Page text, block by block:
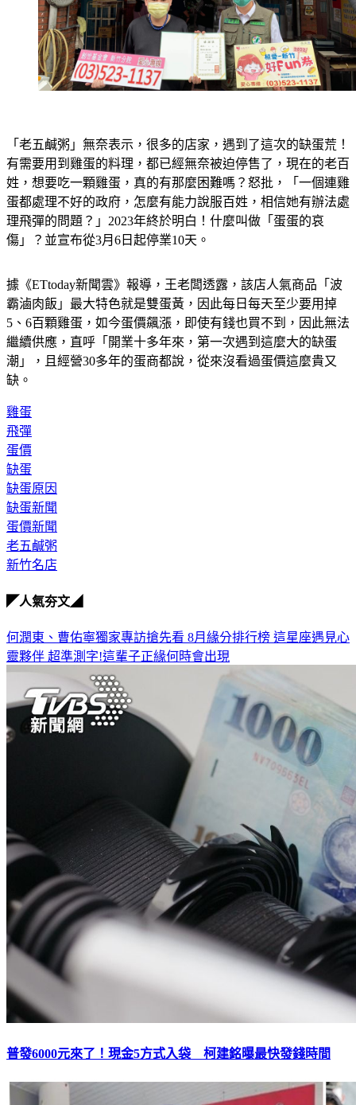
「老五鹹粥」無奈表示，很多的店家，遇到了這次的缺蛋荒！
有需要用到雞蛋的料理，都已經無奈被迫停售了，現在的老百
姓，想要吃一顆雞蛋，真的有那麼困難嗎？怒批，「一個連雞
蛋都處理不好的政府，怎麼有能力說服百姓，相信她有辦法處
理飛彈的問題？」2023年終於明白！什麼叫做「蛋蛋的哀
據《ETtoday新聞雲》報導，王老闆透露，該店人氣商品「波
霸滷肉飯」最大特色就是雙蛋黃，因此每日每天至少要用掉
5、6百顆雞蛋，如今蛋價飆漲，即使有錢也買不到，因此無法
繼續供應，直呼「開業十多年來，第一次遇到這麼大的缺蛋
潮」，且經營30多年的蛋商都說，從來沒看過蛋價這麼貴又
雞蛋
飛彈
蛋價
缺蛋
缺蛋原因
缺蛋新聞
蛋價新聞
老五鹹粥
何潤東、曹佑寧獨家專訪搶先看8月緣分排行榜 這星座遇見心
靈夥伴
超準測字!這輩子正緣何時會出現